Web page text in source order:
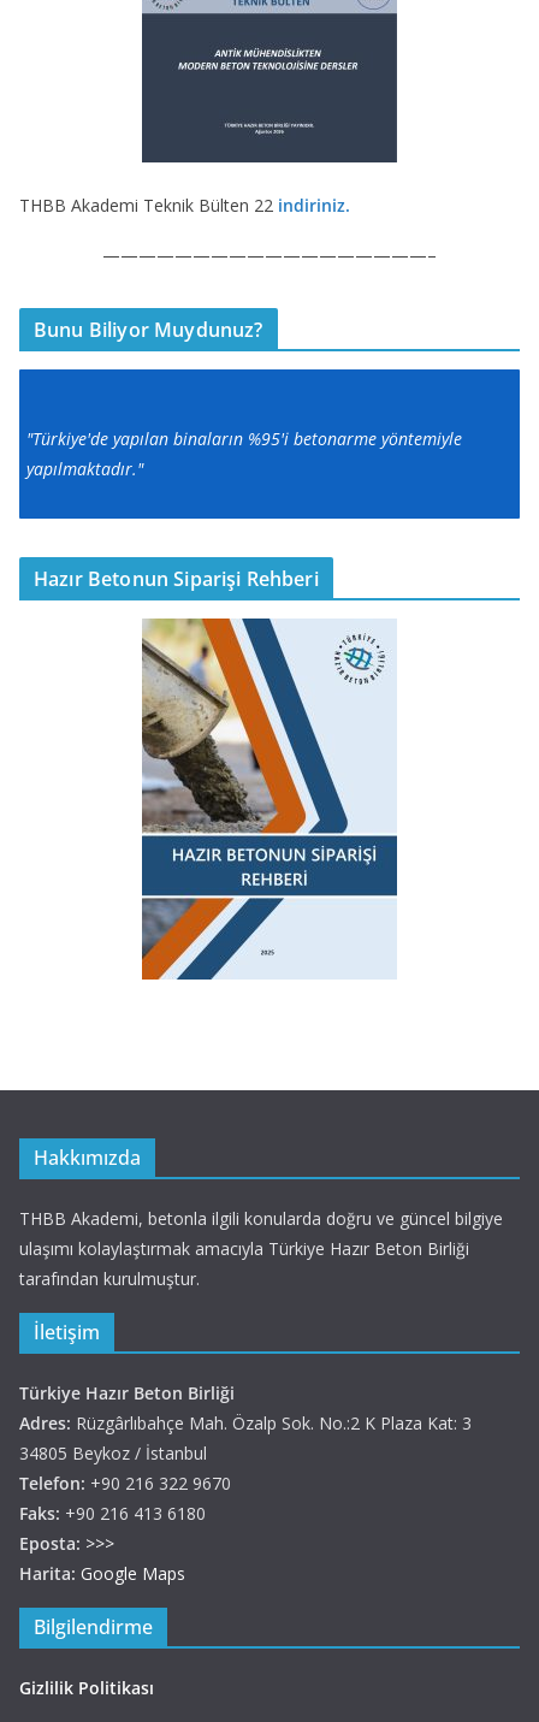
THBB Akademi Teknik Bülten 22 indiriniz.
——————————————————–
Bunu Biliyor Muydunuz?
"Türkiye'de yapılan binaların %95'i betonarme yöntemiyle
yapılmaktadır."
Hazır Betonun Siparişi Rehberi
Hakkımızda
THBB Akademi, betonla ilgili konularda doğru ve güncel bilgiye
ulaşımı kolaylaştırmak amacıyla Türkiye Hazır Beton Birliği
tarafından kurulmuştur.
İletişim
Türkiye Hazır Beton Birliği
Adres: Rüzgârlıbahçe Mah. Özalp Sok. No.:2 K Plaza Kat: 3
34805 Beykoz / İstanbul
Telefon: +90 216 322 9670
Faks: +90 216 413 6180
Eposta: >>>
Harita: Google Maps
Bilgilendirme
Gizlilik Politikası